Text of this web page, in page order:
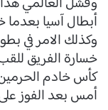
أبطال آسيا بعدما
وكذلك الامر في
خسارة الفريق
كأس خادم الحرمين
أمس بعد الفوز